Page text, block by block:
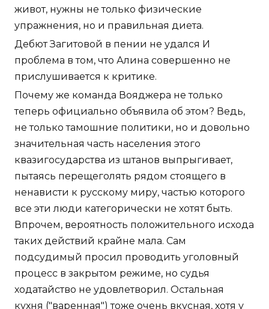
живот, нужны не только физические
упражнения, но и правильная диета.
Дебют Загитовой в пении не удался И
проблема в том, что Алина совершенно не
прислушивается к критике.
Почему же команда Вояджера не только
теперь официально объявила об этом? Ведь,
не только тамошние политики, но и довольно
значительная часть населения этого
квазигосударства из штанов выпрыгивает,
пытаясь перещеголять рядом стоящего в
ненависти к русскому миру, частью которого
все эти люди категорически не хотят быть.
Впрочем, вероятность положительного исхода
таких действий крайне мала. Сам
подсудимый просил проводить уголовный
процесс в закрытом режиме, но судья
ходатайство не удовлетворил. Остальная
кухня ("варенная") тоже очень вкусная, хотя у